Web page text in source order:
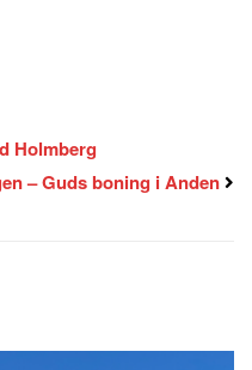
Holmberg
– Guds boning i Anden